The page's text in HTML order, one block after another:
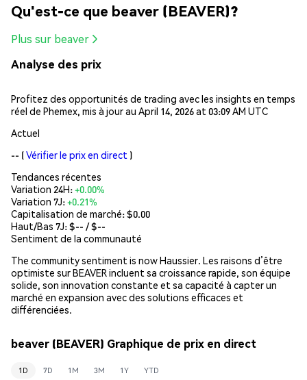
Qu'est-ce que beaver (BEAVER)?
Plus sur beaver
Analyse des prix
Profitez des opportunités de trading avec les insights en temps
réel de Phemex, mis à jour au April 14, 2026 at 03:09 AM UTC
Actuel
-- (Vérifier le prix en direct )
Tendances récentes
Variation 24H:+0.00%
Variation 7J:+0.21%
Capitalisation de marché:$0.00
Haut/Bas 7J: $-- / $--
Sentiment de la communauté
The community sentiment is now Haussier. Les raisons d’être
optimiste sur BEAVER incluent sa croissance rapide, son équipe
solide, son innovation constante et sa capacité à capter un
marché en expansion avec des solutions efficaces et
différenciées.
beaver (BEAVER) Graphique de prix en direct
1D 7D 1M 3M 1Y YTD